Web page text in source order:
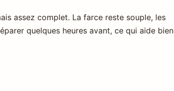
assez complet. La farce reste souple, les
quelques heures avant, ce qui aide bien